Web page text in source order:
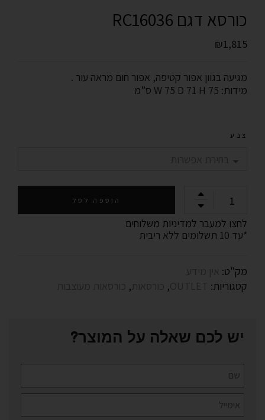
כורסא דגם RC16036
₪1,815
מגיעה בגוון אפור קטיפה, אפור חום מראה עור .
מידות: W 75 D 71 H 75 ס”מ
צבע
הוספה לסל
לחצו למעבר למדיניות משלוחים
*עד 10 תשלומים ללא ריבית
מק"ט:
קטגוריות:
,
,
יש לכם שאלה על המוצר?